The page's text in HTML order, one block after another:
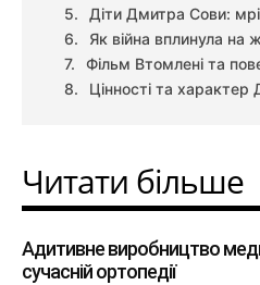
Діти Дмитра Сови:
Як війна вплинула
Фільм Втомлені та
Цінності та
Читати більше
Адитивне виробництво
сучасній ортопедії